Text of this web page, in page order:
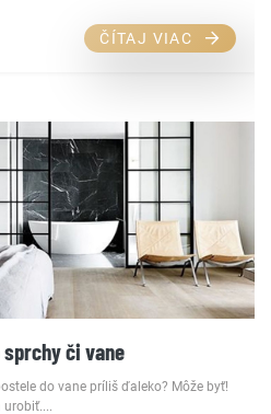
ČÍTAJ VIAC
či vane
do vane príliš ďaleko? Môže byť!